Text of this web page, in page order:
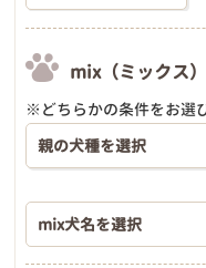
mix（ミックス
※どちらかの条件をお選